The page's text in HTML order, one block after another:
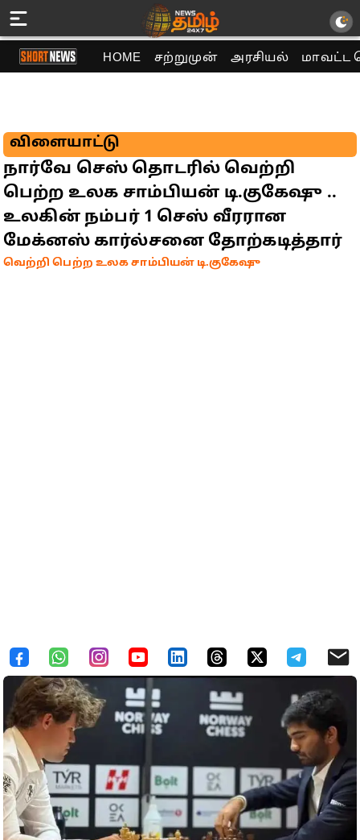
HOME சற்றுமுன் அரசியல் மாவட்ட
விளையாட்டு
நார்வே செஸ் தொடரில் வெற்றி
பெற்ற உலக சாம்பியன் டி.குகேஷு ..
உலகின் நம்பர் 1 செஸ் வீரரான
மேக்னஸ் கார்ல்சனை தோற்கடித்தார்
வெற்றி பெற்ற உலக சாம்பியன் டி.குகேஷு